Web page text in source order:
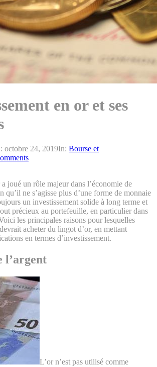
en or et ses
octobre 24, 2019In: Bourse et
joué un rôle majeur dans l’économie de
qu’il ne s’agisse plus d’une forme de monnaie
un investissement solide à long terme et
précieux au portefeuille, en particulier dans
les principales raisons pour lesquelles
acheter du lingot d’or, en mettant
en termes d’investissement.
l’argent
L’or n’est pas utilisé comme